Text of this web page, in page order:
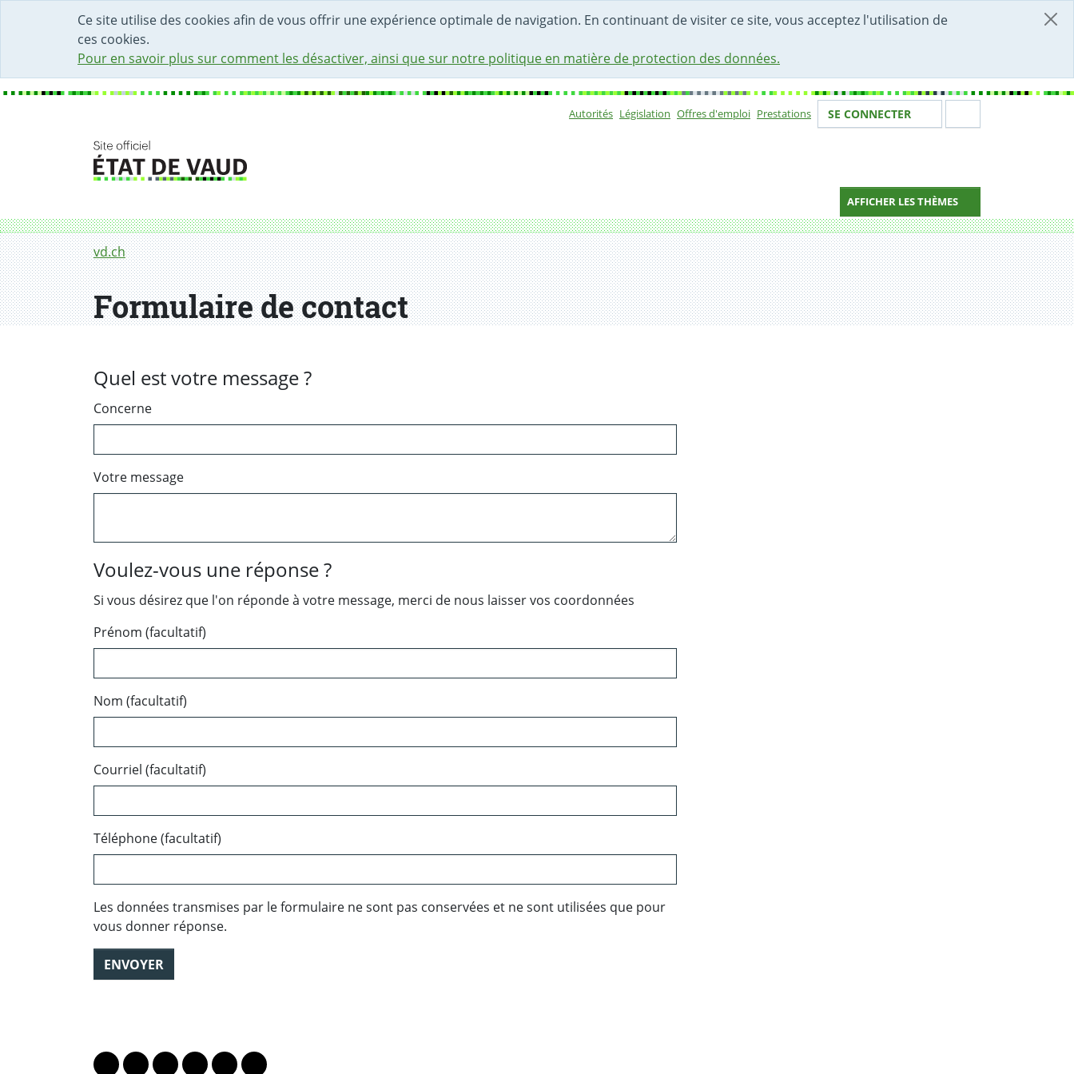
Ce site utilise des cookies afin de vous offrir une expérience optimale de navigation. En continuant de visiter ce site, vous acceptez l'utilisation de
ces cookies.
Pour en savoir plus sur comment les désactiver, ainsi que sur notre politique en matière de protection des données.
DÉBUT DU CONTENU DE LA PAGE
ACCÈS AU CHAMP DE RECHERCHE
PAGE D'ACCUEIL
FORMULAIRE DE CONTACT
Autorités Législation Offres d'emploi Prestations Votre identité
SE CONNECTER
AFFICHER LES THÈMES
Fil d'Ariane
vd.ch
Formulaire de contact
Formulaire de contact
Quel est votre message ?
Concerne
Votre message
Voulez-vous une réponse ?
Si vous désirez que l'on réponde à votre message, merci de nous laisser vos coordonnées
Prénom (facultatif)
Nom (facultatif)
Courriel (facultatif)
Téléphone (facultatif)
Les données transmises par le formulaire ne sont pas conservées et ne sont utilisées que pour
vous donner réponse.
ENVOYER